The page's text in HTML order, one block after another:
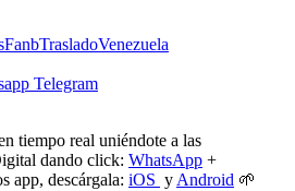
FanbTrasladoVenezuela
Telegram
tiempo real uniéndote a las
dando click: WhatsApp +
app, descárgala: iOS y Android 🌱